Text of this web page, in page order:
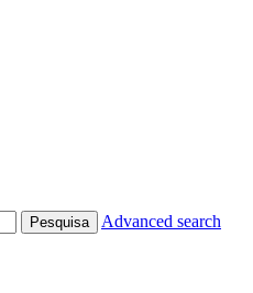
Pesquisa Advanced search